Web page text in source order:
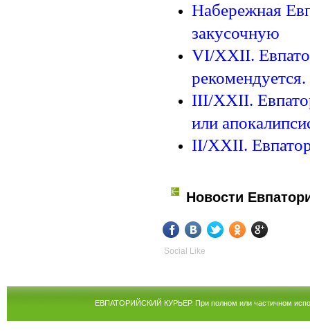
Набережная
закусочную
VI/XXII.
III/XXII.
или
II/XXII.
Новости
Social Like
ЕВПАТОРИЙСКИЙ КУРЬЕР. При полном или частичном